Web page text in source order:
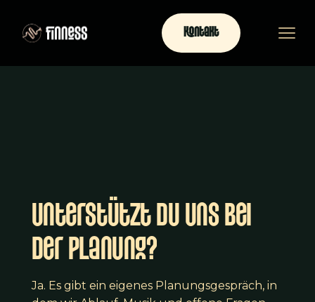
Kontakt
Unterstützt du uns bei
der Planung?
Ja. Es gibt ein eigenes Planungsgespräch, in